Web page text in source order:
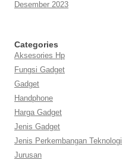
Desember 2023
Categories
Aksesories Hp
Fungsi Gadget
Gadget
Handphone
Harga Gadget
Jenis Gadget
Jenis Perkembangan Teknologi
Jurusan